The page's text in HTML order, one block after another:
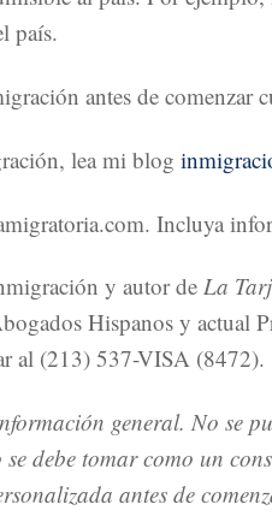
país.
antes de
lea mi blog
Incluya
y autor de La
Hispanos y actual
al (213) 537-VISA (8472).
general. No se
debe tomar como un
antes de